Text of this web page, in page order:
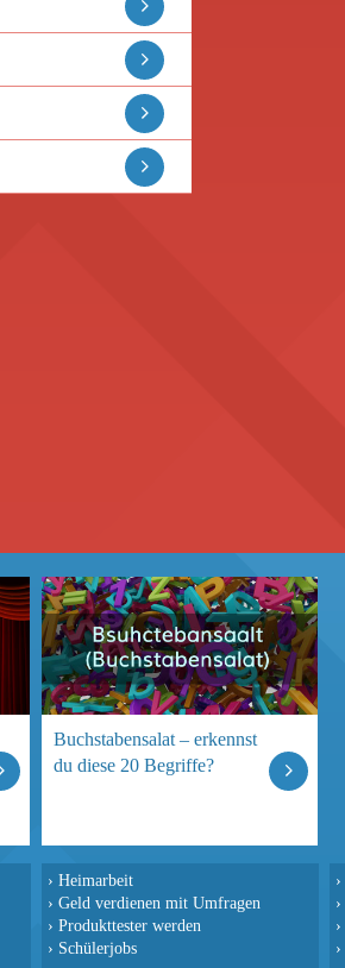
Buchstabensalat – erkennst
du diese 20 Begriffe?
› Heimarbeit
› Geld verdienen mit Umfragen
› Produkttester werden
› Schülerjobs
›
›
›
›